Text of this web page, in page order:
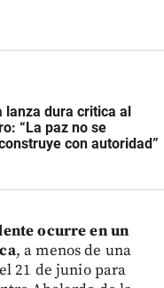
lanza dura critica al
“La paz no se
con autoridad”
ocurre en un
, a menos de una
21 de junio para